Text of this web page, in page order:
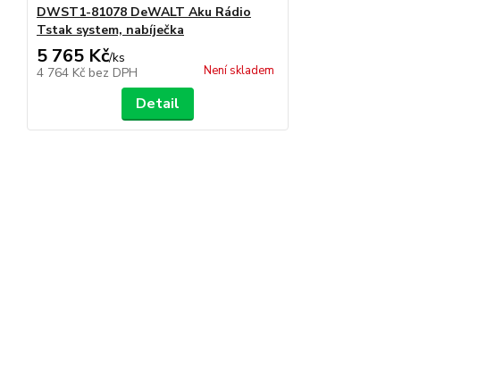
DWST1-81078 DeWALT Aku Rádio
Tstak system, nabíječka
5 765 Kč/ks
4 764 Kč bez DPH Není skladem
Detail